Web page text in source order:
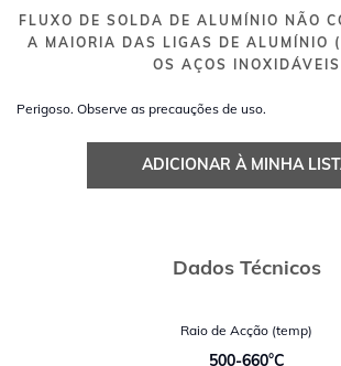
FLUXO DE SOLDA DE ALUMÍNIO NÃO
A MAIORIA DAS LIGAS DE ALUMÍNIO
OS AÇOS INOXIDÁVEIS
Perigoso. Observe as precauções de uso.
ADICIONAR À MINHA
Dados Técnicos
Raio de Acção (temp)
500-660°C